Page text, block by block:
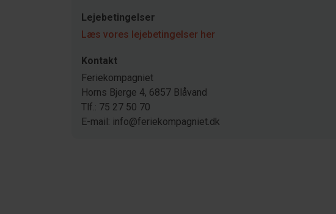
Lejebetingelser
Læs vores lejebetingelser her
Kontakt
Feriekompagniet
Horns Bjerge 4, 6857 Blåvand
Tlf.: 75 27 50 70
E-mail: info@feriekompagniet.dk